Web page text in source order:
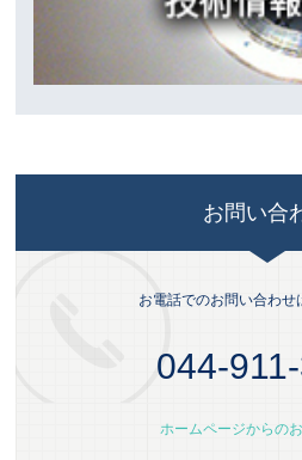
お問い合
お電話でのお問い合わせ
044-
ホームページからの